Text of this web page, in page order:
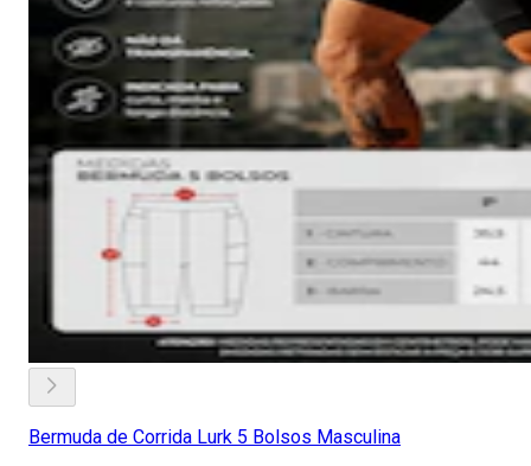
Bermuda de Corrida Lurk 5 Bolsos Masculina